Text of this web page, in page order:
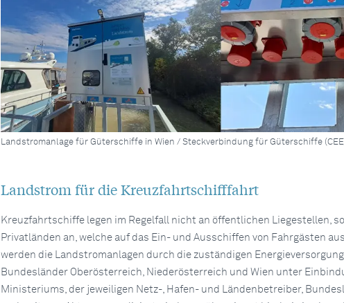
Landstromanlage für Güterschiffe in Wien / Steckverbindung für Güterschiffe
Landstrom für die Kreuzfahrtschifffahrt
Kreuzfahrtschiffe legen im Regelfall nicht an öffentlichen Liegestellen,
Privatländen an, welche auf das Ein- und Ausschiffen von Fahrgästen
werden die Landstromanlagen durch die zuständigen
Bundesländer Oberösterreich, Niederösterreich und Wien unter
Ministeriums, der jeweiligen Netz-, Hafen- und Ländenbetreiber,